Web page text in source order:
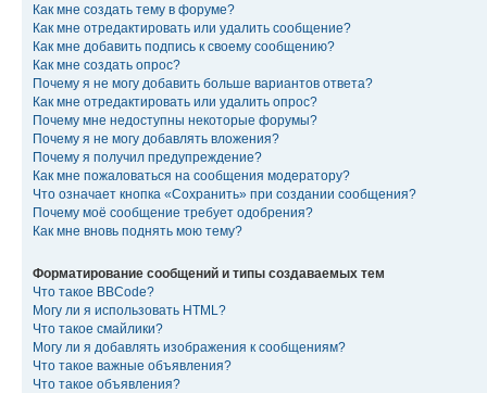
Как мне создать тему в форуме?
Как мне отредактировать или удалить сообщение?
Как мне добавить подпись к своему сообщению?
Как мне создать опрос?
Почему я не могу добавить больше вариантов ответа?
Как мне отредактировать или удалить опрос?
Почему мне недоступны некоторые форумы?
Почему я не могу добавлять вложения?
Почему я получил предупреждение?
Как мне пожаловаться на сообщения модератору?
Что означает кнопка «Сохранить» при создании сообщения?
Почему моё сообщение требует одобрения?
Как мне вновь поднять мою тему?
Форматирование сообщений и типы создаваемых тем
Что такое BBCode?
Могу ли я использовать HTML?
Что такое смайлики?
Могу ли я добавлять изображения к сообщениям?
Что такое важные объявления?
Что такое объявления?